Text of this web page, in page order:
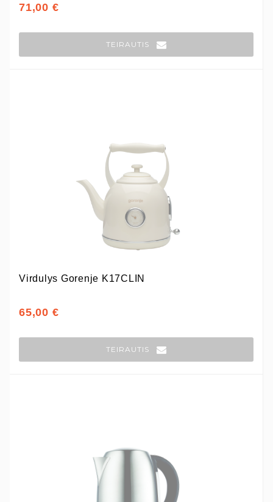
71,00 €
TEIRAUTIS
Virdulys Gorenje K17CLIN
65,00 €
TEIRAUTIS